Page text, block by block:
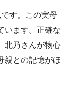
す。この実母
います。正確な
北乃さんが物心
親との記憶がほ